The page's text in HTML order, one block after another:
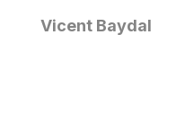
Vicent Baydal